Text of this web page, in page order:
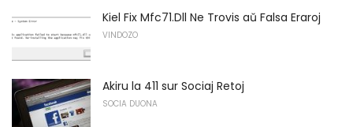
Kiel Fix Mfc71.Dll Ne Trovis aŭ Falsa Eraroj
VINDOZO
Akiru la 411 sur Sociaj Retoj
SOCIA DUONA